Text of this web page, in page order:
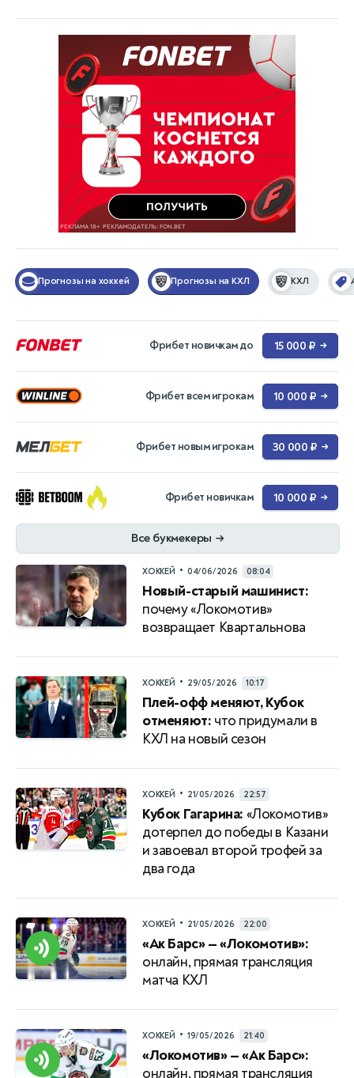
Прогнозы на хоккей Прогнозы на КХЛ КХЛ
Фрибет новичкам до 15 000 ₽ →
Фрибет всем игрокам 10 000 ₽ →
Фрибет новым игрокам 30 000 ₽ →
Фрибет новичкам 10 000 ₽ →
Все букмекеры →
ХОККЕЙ • 04/06/2026 08:04
Новый-старый машинист:
почему «Локомотив»
возвращает Квартальнова
ХОККЕЙ • 29/05/2026 10:17
Плей-офф меняют, Кубок
отменяют: что придумали в
КХЛ на новый сезон
ХОККЕЙ • 21/05/2026 22:57
Кубок Гагарина: «Локомотив»
дотерпел до победы в Казани
и завоевал второй трофей за
два года
ХОККЕЙ • 21/05/2026 22:00
«Ак Барс» — «Локомотив»:
онлайн, прямая трансляция
матча КХЛ
ХОККЕЙ • 19/05/2026 21:40
«Локомотив» — «Ак Барс»:
онлайн, прямая трансляция